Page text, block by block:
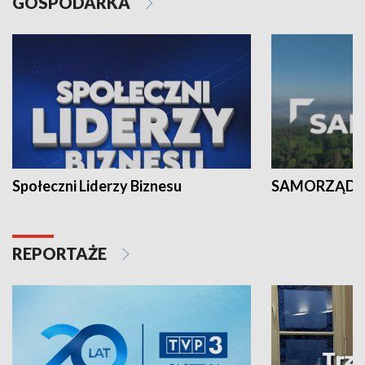
Społeczni Liderzy Biznesu SAMORZĄD
REPORTAŻE